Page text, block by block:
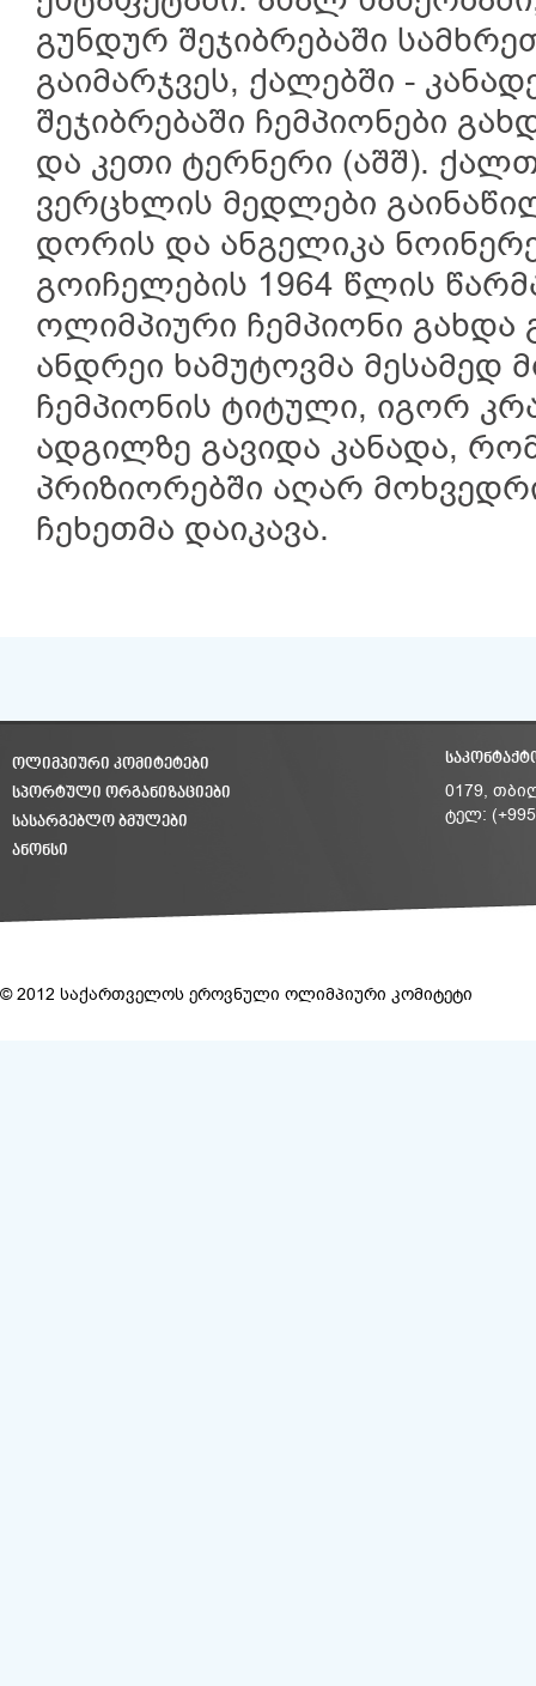
გუნდურ შეჯიბრებაში
გაიმარჯვეს, ქალებში -
შეჯიბრებაში ჩემპიონები
და კეთი ტერნერი (აშშ).
ვერცხლის მედლები
დორის და ანგელიკა
გოიჩელების 1964 წლის
ოლიმპიური ჩემპიონი გახდა
ანდრეი ხამუტოვმა მესამედ
ჩემპიონის ტიტული, იგორ
ადგილზე გავიდა კანადა,
პრიზიორებში აღარ
ჩეხეთმა დაიკავა.
ᲝᲚᲘᲛᲞᲘᲣᲠᲘ ᲙᲝᲛᲘᲢᲔᲢᲔᲑᲘ
ᲡᲞᲝᲠᲢᲣᲚᲘ ᲝᲠᲒᲐᲜᲘᲖᲐᲪᲘᲔᲑᲘ
ᲡᲐᲡᲐᲠᲒᲔᲑᲚᲝ ᲑᲛᲣᲚᲔᲑᲘ
ᲐᲜᲝᲜᲡᲘ
0179,
ტელ: (+995
© 2012 საქართველოს ეროვნული ოლიმპიური კომიტეტი